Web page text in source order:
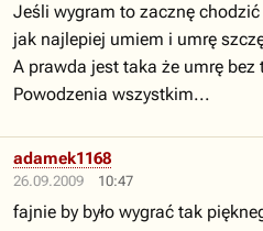
Jeśli wygram to zacznę
jak najlepiej umiem i umrę
A prawda jest taka że umrę
Powodzenia wszystkim...
26.09.2009 10:47
adamek1168
fajnie by było wygrać tak